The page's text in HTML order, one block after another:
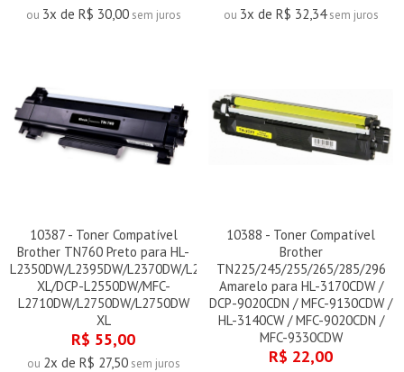
ou 3x de R$ 30,00sem juros ou 3x de R$ 32,34sem juros
10387 - Toner Compatível
Brother TN760 Preto para HL-
L2350DW/L2395DW/L2370DW/L2370DW
XL/DCP-L2550DW/MFC-
L2710DW/L2750DW/L2750DW
XL
R$ 55,00
ou 2x de R$ 27,50sem juros
10388 - Toner Compatível
Brother
TN225/245/255/265/285/296
Amarelo para HL-3170CDW /
DCP-9020CDN / MFC-9130CDW /
HL-3140CW / MFC-9020CDN /
MFC-9330CDW
R$ 22,00